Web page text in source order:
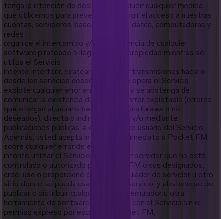
tenga la intención de deshabilitar o eludir cualquier medida
que utilicemos para prevenir o restringir el acceso a nuestras
cuentas, servidores, bases de datos, datos, computadoras y
redes;
organice el intercambio y/o transferencia de cualquier
software pirateado o ilegal y/u otra propiedad mientras se
utiliza el Servicio;
intente interferir, piratear o descifrar transmisiones hacia o
desde los servicios desde los que se opera el Servicio;
explote cualquier error en el Servicio y se abstenga de
comunicar la existencia de cualquier error explotable (errores
que otorgan al usuario beneficios antinaturales o no
deseados), directa o indirectamente, y/o mediante
publicaciones públicas, a cualquier otro usuario del Servicio.
Además, usted acepta informar de inmediato a Pocket FM
sobre cualquier error de este tipo;
intente utilizar el Servicio en cualquier servidor que no esté
controlado o autorizado por Pocket FM o sus designados;
cree, use o proporcione cualquier emulador de servidor u otro
sitio donde se pueda usar cualquier Servicio, y abstenerse de
publicar o distribuir cualquier utilidad, emulador u otra
herramienta de software relacionada con el Servicio sin el
permiso expreso por escrito de Pocket FM;